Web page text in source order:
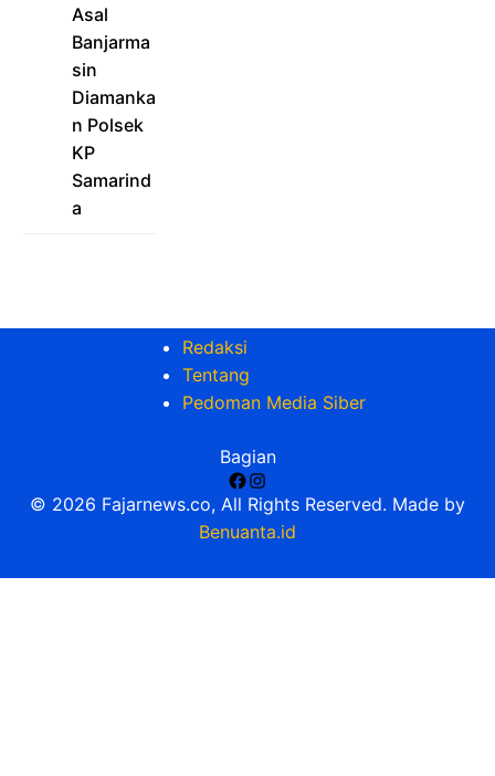
Asal
Banjarma
sin
Diamanka
n Polsek
KP
Samarind
a
Redaksi
Tentang
Pedoman Media Siber
Bagian
Facebook
Instagram
© 2026 Fajarnews.co, All Rights Reserved. Made by
Benuanta.id